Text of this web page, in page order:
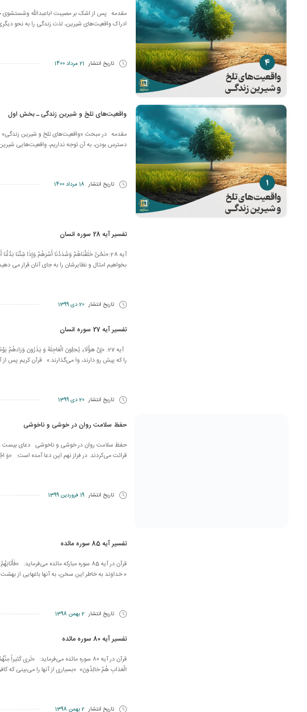
مقدمه پس از اشک بر مصیبت اباعبدالله وشستشوی
ادراک واقعیت‌های شیرین، لذت زندگی را به نحو
تاریخ انتشار 21 مرداد 1400
واقعیت‌های تلخ و شیرین زندگی ـ بخش اول
مقدمه در مبحث «واقعیت‌های تلخ و شیرین زندگی»
دسترس بودن، به آن توجه نداریم، واقعیت‌هایی
تاریخ انتشار 18 مرداد 1400
تفسیر آیه 28 سوره انسان
آیه 28:«نَحْنُ خَلَقْنَاهُمْ وَشَدَدْنَا أَسْرَهُمْ وَإِذَا شِئْنَا
بخواهیم امثال و نظایرشان را به جای آنان قرار می
تاریخ انتشار 20 دی 1399
تفسیر آیه 27 سوره انسان
آیه 27: «إِنَّ هؤُلَاءِ يُحِبُّونَ الْعَاجِلَةَ وَ يَذَرُونَ
را که پیش رو دارند، وا می‌گذارند.» قرآن کریم پس
تاریخ انتشار 20 دی 1399
حفظ سلامت روان در خوشی و ناخوشی
حفظ سلامت روان در خوشی و ناخوشی دعای بیست
قرائت می‌کردند. در فراز نهم این دعا آمده است: «وَ
تاریخ انتشار 19 فروردین 1399
تفسیر آیه 85 سوره مائده
قرآن در آیه 85 سوره مبارکه مائده
« خداوند به خاطر این سخن، به آنها باغهایى از بهشت
تاریخ انتشار 2 بهمن 1398
تفسیر آیه 80 سوره مائده
قرآن در آیه 80 سوره مائده می‌فرماید:
الْعَذابِ هُمْ خالِدُونَ» «بسیارى از آنها را مى‌‏بینى كه
تاریخ انتشار 2 بهمن 1398